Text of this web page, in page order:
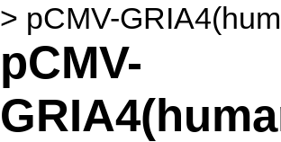
> pCMV-
pCMV-